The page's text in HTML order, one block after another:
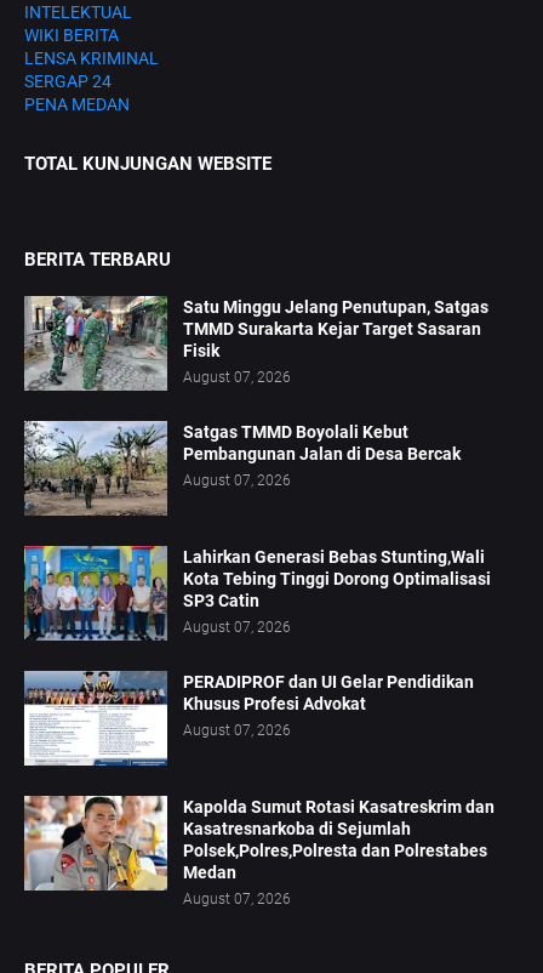
INTELEKTUAL
WIKI BERITA
LENSA KRIMINAL
SERGAP 24
PENA MEDAN
TOTAL KUNJUNGAN WEBSITE
BERITA TERBARU
Satu Minggu Jelang Penutupan, Satgas
TMMD Surakarta Kejar Target Sasaran
Fisik
August 07, 2026
Satgas TMMD Boyolali Kebut
Pembangunan Jalan di Desa Bercak
August 07, 2026
Lahirkan Generasi Bebas Stunting,Wali
Kota Tebing Tinggi Dorong Optimalisasi
SP3 Catin
August 07, 2026
PERADIPROF dan UI Gelar Pendidikan
Khusus Profesi Advokat
August 07, 2026
Kapolda Sumut Rotasi Kasatreskrim dan
Kasatresnarkoba di Sejumlah
Polsek,Polres,Polresta dan Polrestabes
Medan
August 07, 2026